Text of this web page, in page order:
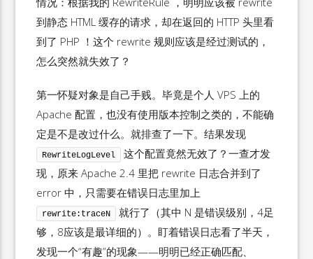
到静态 HTML 缓存的请求，却在返回的 HTTP 头里看
到了 PHP ！这个 rewrite 规则应该是经过测试的，
怎么突然就失效了？
第一怀疑对象是自己手贱。毕竟是个人 VPS 上的
Apache 配置，也没有使用版本控制之类的，不能确
定是不是改过什么。就排查了一下。结果发现
RewriteLogLevel
这个配置竟然无效了？一查才发
现，原来 Apache 2.4 里把 rewrite 日志合并到了
error 中，只需要在错误日志里加上
rewrite:traceN
就行了（其中 N 是错误级别，4足
够，8应该是最详细的）。盯着错误日志看了半天，
发现一个“有趣”的现象——明明已经正确匹配、